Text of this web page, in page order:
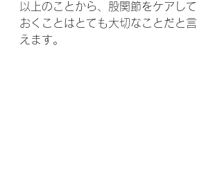
以上のことから、股関節をケアして
おくことはとても大切なことだと言
えます。